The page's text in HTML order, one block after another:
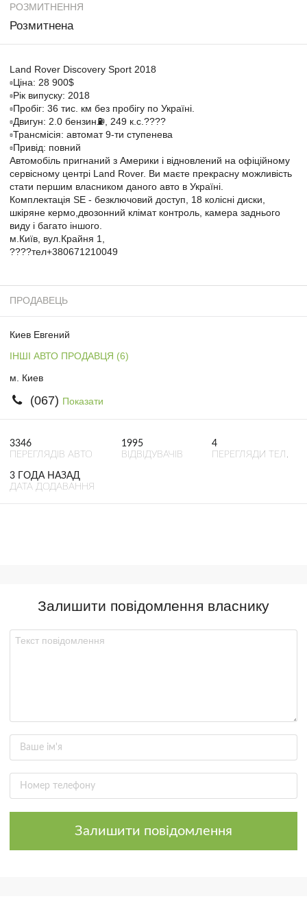
РОЗМИТНЕННЯ
Розмитнена
Land Rover Discovery Sport 2018
▫️Ціна: 28 900$
▫️Рік випуску: 2018
▫️Пробіг: 36 тис. км без пробігу по Україні.
▫️Двигун: 2.0 бензин⛽️, 249 к.с.????
▫️Трансмісія: автомат 9-ти ступенева
▫️Привід: повний
Автомобіль пригнаний з Америки і відновлений на офіційному
сервісному центрі Land Rover. Ви маєте прекрасну можливість
стати першим власником даного авто в Україні.
Комплектація SE - безключовий доступ, 18 колісні диски,
шкіряне кермо,двозонний клімат контроль, камера заднього
виду і багато іншого.
м.Київ, вул.Крайня 1,
????тел+380671210049
ПРОДАВЕЦЬ
Киев Евгений
ІНШІ АВТО ПРОДАВЦЯ (6)
м. Киев
(067) Показати
3346
ПЕРЕГЛЯДІВ АВТО
1995
ВІДВІДУВАЧІВ
4
ПЕРЕГЛЯДИ ТЕЛ.
3 ГОДА НАЗАД
ДАТА ДОДАВАННЯ
Залишити повідомлення власнику
Залишити повідомлення